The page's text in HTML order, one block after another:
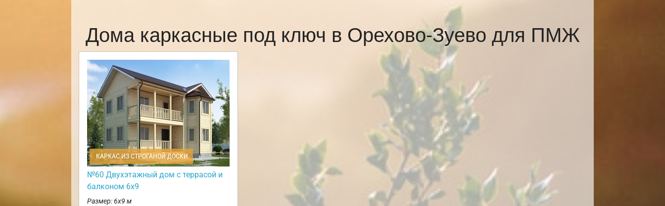
Дома каркасные под ключ в Орехово-Зуево для ПМЖ
КАРКАС ИЗ СТРОГАНОЙ ДОСКИ
№60 Двухэтажный дом с террасой и
балконом 6х9
Размер: 6х9 м